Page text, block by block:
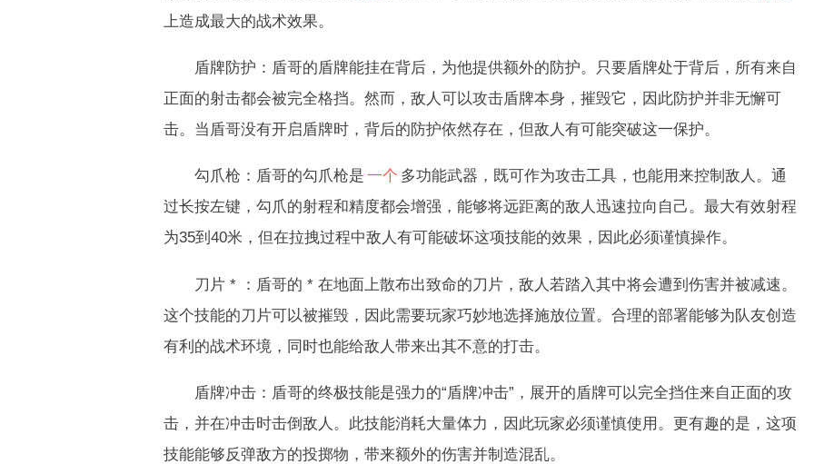
上造成最大的战术效果。
盾牌防护：盾哥的盾牌能挂在背后，为他提供额外的防护。只要盾牌处于背后，所有来自
正面的射击都会被完全格挡。然而，敌人可以攻击盾牌本身，摧毁它，因此防护并非无懈可
击。当盾哥没有开启盾牌时，背后的防护依然存在，但敌人有可能突破这一保护。
勾爪枪：盾哥的勾爪枪是 一个 多功能武器，既可作为攻击工具，也能用来控制敌人。通
过长按左键，勾爪的射程和精度都会增强，能够将远距离的敌人迅速拉向自己。最大有效射程
为35到40米，但在拉拽过程中敌人有可能破坏这项技能的效果，因此必须谨慎操作。
刀片 * ：盾哥的 * 在地面上散布出致命的刀片，敌人若踏入其中将会遭到伤害并被减速。
这个技能的刀片可以被摧毁，因此需要玩家巧妙地选择施放位置。合理的部署能够为队友创造
有利的战术环境，同时也能给敌人带来出其不意的打击。
盾牌冲击：盾哥的终极技能是强力的“盾牌冲击”，展开的盾牌可以完全挡住来自正面的攻
击，并在冲击时击倒敌人。此技能消耗大量体力，因此玩家必须谨慎使用。更有趣的是，这项
技能能够反弹敌方的投掷物，带来额外的伤害并制造混乱。